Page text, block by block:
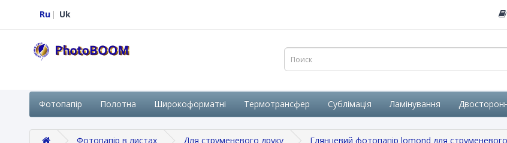
Ru Uk
Фотопапір Полотна Широкоформатні Термотрансфер Сублімація Ламінування
Фотопапір в листах Для струменевого друку Глянцевий фотопапір lomond для